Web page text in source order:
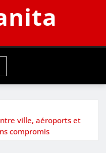
ville, aéroports et
compromis